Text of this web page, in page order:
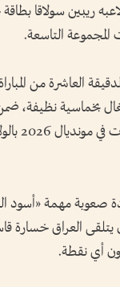
ريبين سولاقا
التاسعة.
العاشرة من
بخماسية نظيفة، ضمن
والأخيرة
صعوبة مهمة «أسود
يتلقى العراق خسارة
أي نقطة.